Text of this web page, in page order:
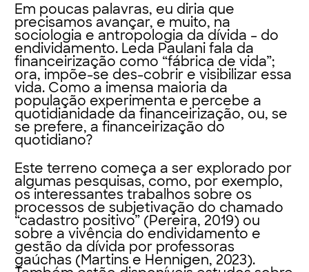
Em poucas palavras, eu diria que
precisamos avançar, e muito, na
sociologia e antropologia da dívida – do
endividamento. Leda Paulani fala da
financeirização como “fábrica de vida”;
ora, impõe-se des-cobrir e visibilizar essa
vida. Como a imensa maioria da
população experimenta e percebe a
quotidianidade da financeirização, ou, se
se prefere, a financeirização do
quotidiano?
Este terreno começa a ser explorado por
algumas pesquisas, como, por exemplo,
os interessantes trabalhos sobre os
processos de subjetivação do chamado
“cadastro positivo” (Pereira, 2019) ou
sobre a vivência do endividamento e
gestão da dívida por professoras
gaúchas (Martins e Hennigen, 2023).